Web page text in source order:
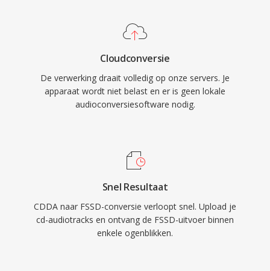
Cloudconversie
De verwerking draait volledig op onze servers. Je
apparaat wordt niet belast en er is geen lokale
audioconversiesoftware nodig.
Snel Resultaat
CDDA naar FSSD-conversie verloopt snel. Upload je
cd-audiotracks en ontvang de FSSD-uitvoer binnen
enkele ogenblikken.